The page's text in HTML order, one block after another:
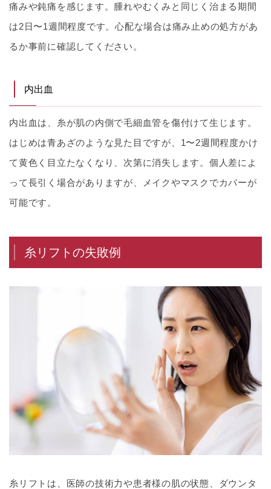
痛みや鈍痛を感じます。腫れやむくみと同じく治まる期間
は2日〜1週間程度です。心配な場合は痛み止めの処方があ
るか事前に確認してください。
内出血
内出血は、糸が肌の内側で毛細血管を傷付けて生じます。
はじめは青あざのような見た目ですが、1〜2週間程度かけ
て黄色く目立たなくなり、次第に消失します。個人差によ
って長引く場合がありますが、メイクやマスクでカバーが
可能です。
糸リフトの失敗例
糸リフトは、医師の技術力や患者様の肌の状態、ダウンタ